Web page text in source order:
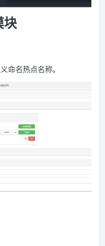
块
命名热点名称。